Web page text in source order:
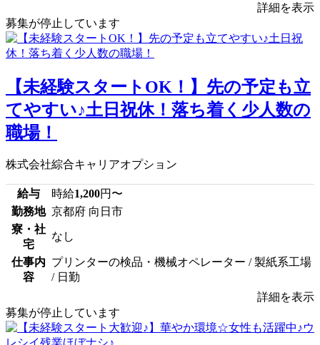
詳細を表示
募集が停止しています
【未経験スタートOK！】先の予定も立
てやすい♪土日祝休！落ち着く少人数の
職場！
株式会社綜合キャリアオプション
給与 時給1,200円〜
勤務地 京都府 向日市
寮・社
宅
なし
仕事内
容
プリンターの検品・機械オペレーター / 製紙系工場
/ 日勤
詳細を表示
募集が停止しています